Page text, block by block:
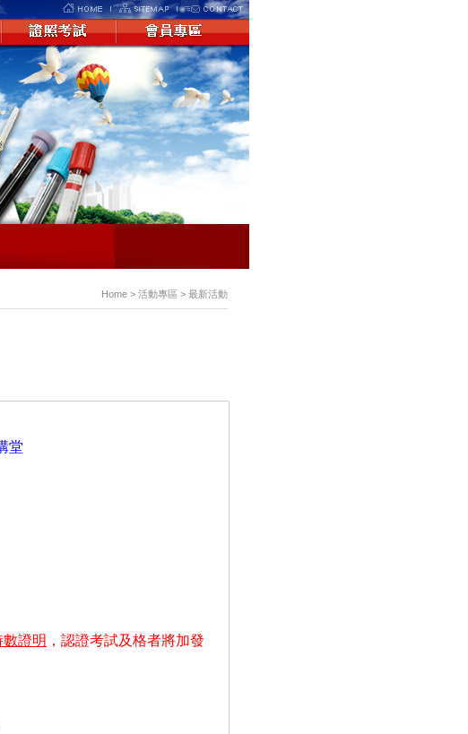
Home > 活動專區 > 最新活動
堂
證明 ，認證考試及格者將加發